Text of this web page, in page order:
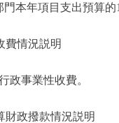
門本年項目支出預算的
情況説明
事業性收費。
政撥款情況説明